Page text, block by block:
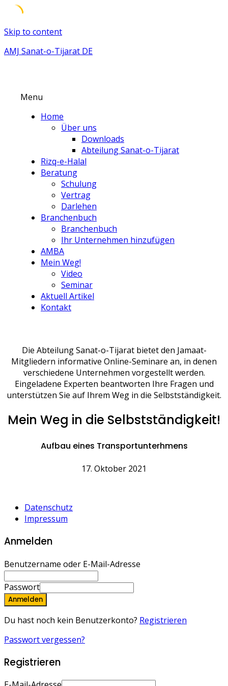
Skip to content
AMJ Sanat-o-Tijarat DE
Menu
Home
Über uns
Downloads
Abteilung Sanat-o-Tijarat
Rizq-e-Halal
Beratung
Schulung
Vertrag
Darlehen
Branchenbuch
Branchenbuch
Ihr Unternehmen hinzufügen
AMBA
Mein Weg!
Video
Seminar
Aktuell Artikel
Kontakt
Die Abteilung Sanat-o-Tijarat bietet den Jamaat-
Mitgliedern informative Online-Seminare an, in denen
verschiedene Unternehmen vorgestellt werden.
Eingeladene Experten beantworten Ihre Fragen und
unterstützen Sie auf Ihrem Weg in die Selbstständigkeit.
Mein Weg in die Selbstständigkeit!
Aufbau eines Transportunterhmens
17. Oktober 2021
Datenschutz
Impressum
Anmelden
Benutzername oder E-Mail-Adresse
Passwort
Anmelden
Du hast noch kein Benutzerkonto? Registrieren
Passwort vergessen?
Registrieren